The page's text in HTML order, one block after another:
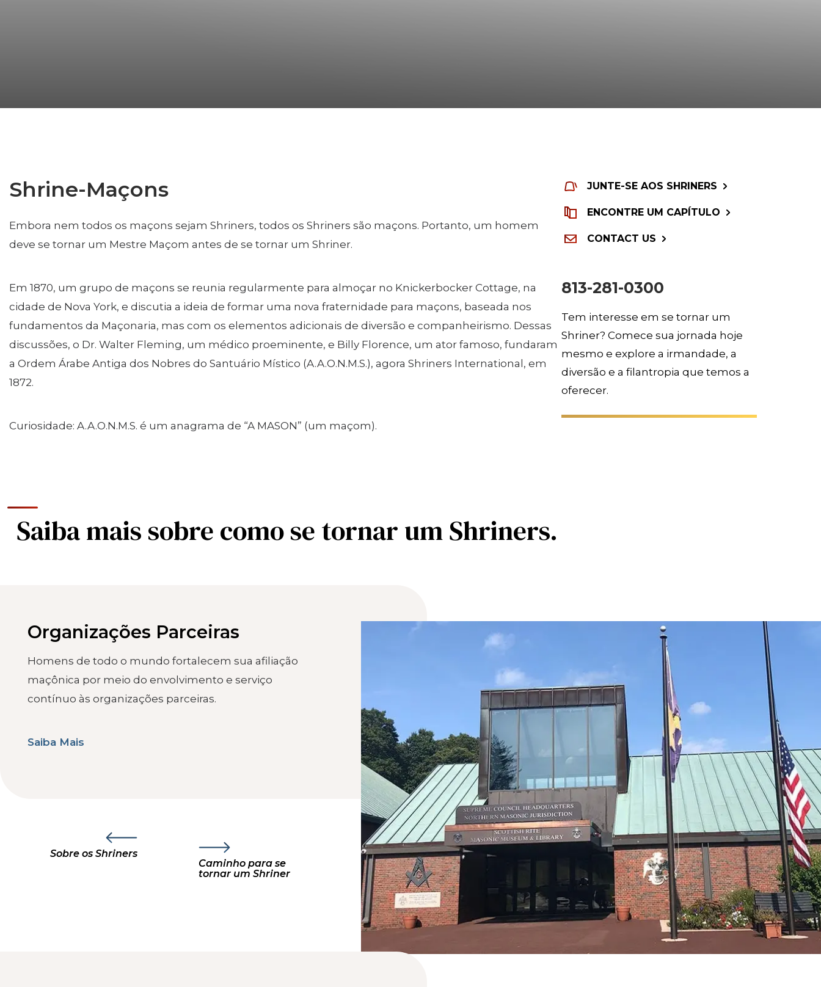
Define Your Path
Your Impact
News & Events
Member Center
SIEF Programs
Oriental Guide Leadership Conference
Contacte-nos
Shrine-Maçons
Embora nem todos os maçons sejam Shriners, todos os Shriners são maçons. Portanto, um homem
deve se tornar um Mestre Maçom antes de se tornar um Shriner.
Em 1870, um grupo de maçons se reunia regularmente para almoçar no Knickerbocker Cottage, na
cidade de Nova York, e discutia a ideia de formar uma nova fraternidade para maçons, baseada nos
fundamentos da Maçonaria, mas com os elementos adicionais de diversão e companheirismo. Dessas
discussões, o Dr. Walter Fleming, um médico proeminente, e Billy Florence, um ator famoso, fundaram
a Ordem Árabe Antiga dos Nobres do Santuário Místico (A.A.O.N.M.S.), agora Shriners International, em
1872.
Curiosidade: A.A.O.N.M.S. é um anagrama de “A MASON” (um maçom).
JUNTE-SE AOS SHRINERS
ENCONTRE UM CAPÍTULO
CONTACT US
813-281-0300
Tem interesse em se tornar um
Shriner? Comece sua jornada hoje
mesmo e explore a irmandade, a
diversão e a filantropia que temos a
oferecer.
Saiba mais sobre como se tornar um Shriners.
Organizações Parceiras
Homens de todo o mundo fortalecem sua afiliação
maçônica por meio do envolvimento e serviço
contínuo às organizações parceiras.
Saiba Mais
Sobre os Shriners
Caminho para se
tornar um Shriner